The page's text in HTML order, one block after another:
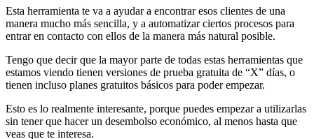
Esta herramienta te va a ayudar a encontrar esos clientes de una
manera mucho más sencilla, y a automatizar ciertos procesos para
entrar en contacto con ellos de la manera más natural posible.
Tengo que decir que la mayor parte de todas estas herramientas que
estamos viendo tienen versiones de prueba gratuita de “X” días, o
tienen incluso planes gratuitos básicos para poder empezar.
Esto es lo realmente interesante, porque puedes empezar a utilizarlas
sin tener que hacer un desembolso económico, al menos hasta que
veas que te interesa.